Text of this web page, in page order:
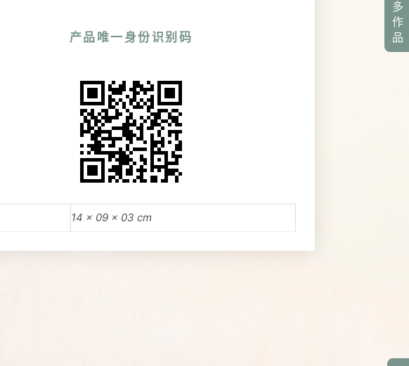
产品唯一身份识别码
14 × 09 × 03 cm
多
作
品